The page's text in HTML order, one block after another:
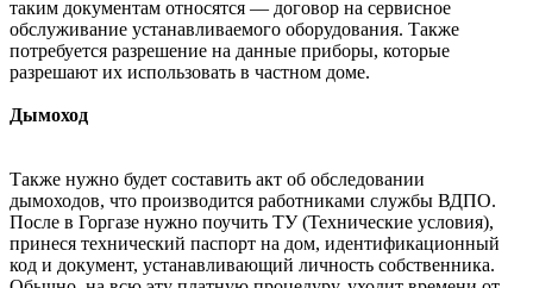
таким документам относятся — договор на сервисное
обслуживание устанавливаемого оборудования. Также
потребуется разрешение на данные приборы, которые
разрешают их использовать в частном доме.
Дымоход
Также нужно будет составить акт об обследовании
дымоходов, что производится работниками службы ВДПО.
После в Горгазе нужно поучить ТУ (Технические условия),
принеся технический паспорт на дом, идентификационный
код и документ, устанавливающий личность собственника.